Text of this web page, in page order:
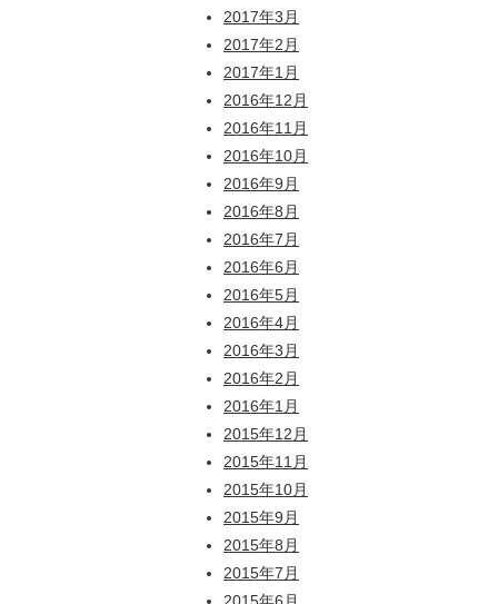
2017年3月
2017年2月
2017年1月
2016年12月
2016年11月
2016年10月
2016年9月
2016年8月
2016年7月
2016年6月
2016年5月
2016年4月
2016年3月
2016年2月
2016年1月
2015年12月
2015年11月
2015年10月
2015年9月
2015年8月
2015年7月